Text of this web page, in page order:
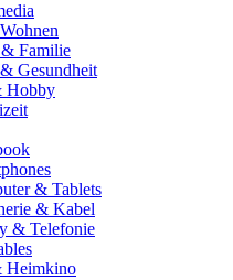
Familie
Gesundheit
Hobby
& Tablets
& Kabel
& Telefonie